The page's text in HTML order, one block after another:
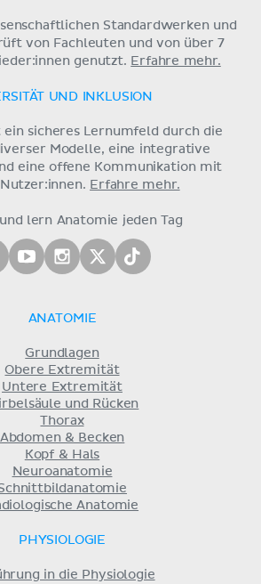
Standardwerken und
von Fachleuten und von über 7
genutzt. Erfahre mehr.
UND INKLUSION
ein sicheres Lernumfeld durch die
Modelle, eine integrative
eine offene Kommunikation mit
Erfahre mehr.
lern Anatomie jeden Tag
ANATOMIE
Grundlagen
Obere Extremität
Untere Extremität
und Rücken
Thorax
Abdomen & Becken
Kopf & Hals
Neuroanatomie
Anatomie
PHYSIOLOGIE
in die Physiologie